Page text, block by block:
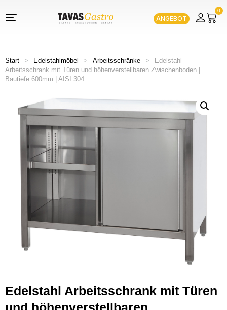
ANGEBOT
0
Start > Edelstahlmöbel > Arbeitsschränke >
Edelstahl
Arbeitsschrank mit Türen und höhenverstellbaren Zwischenboden |
Bautiefe 600mm | AISI 304
Edelstahl Arbeitsschrank mit Türen